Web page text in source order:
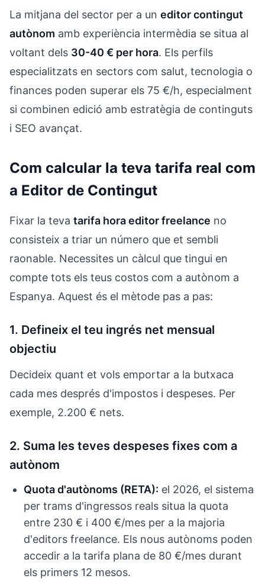
La mitjana del sector per a un editor contingut
autònom amb experiència intermèdia se situa al
voltant dels 30-40 € per hora. Els perfils
especialitzats en sectors com salut, tecnologia o
finances poden superar els 75 €/h, especialment
si combinen edició amb estratègia de continguts
i SEO avançat.
Com calcular la teva tarifa real com
a Editor de Contingut
Fixar la teva tarifa hora editor freelance no
consisteix a triar un número que et sembli
raonable. Necessites un càlcul que tingui en
compte tots els teus costos com a autònom a
Espanya. Aquest és el mètode pas a pas:
1. Defineix el teu ingrés net mensual
objectiu
Decideix quant et vols emportar a la butxaca
cada mes després d'impostos i despeses. Per
exemple, 2.200 € nets.
2. Suma les teves despeses fixes com a
autònom
Quota d'autònoms (RETA): el 2026, el sistema
per trams d'ingressos reals situa la quota
entre 230 € i 400 €/mes per a la majoria
d'editors freelance. Els nous autònoms poden
accedir a la tarifa plana de 80 €/mes durant
els primers 12 mesos.